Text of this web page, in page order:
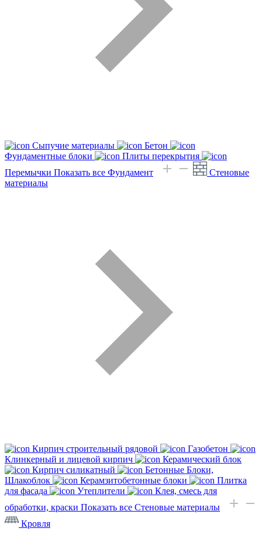
Сыпучие материалы
Бетон
Фундаментные блоки
Плиты перекрытия
Перемычки Показать все Фундамент
Стеновые
материалы
Кирпич строительный рядовой
Газобетон
Клинкерный и лицевой кирпич
Керамический блок
Кирпич силикатный
Бетонные Блоки,
Шлакоблок
Керамзитобетонные блоки
Плитка
для фасада
Утеплители
Клея, смесь для
обработки, краски Показать все Стеновые материалы
Кровля